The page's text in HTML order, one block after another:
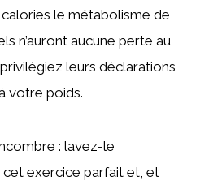
le métabolisme de
n’auront aucune perte au
leurs déclarations
votre poids.
: lavez-le
exercice parfait et, et